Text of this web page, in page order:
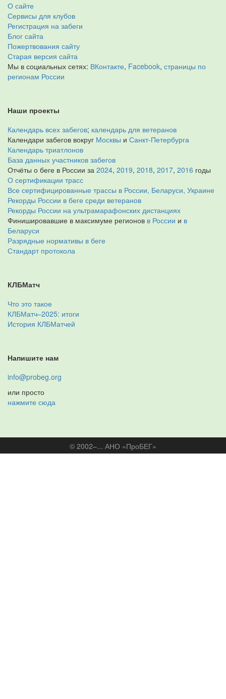
О сайте
Сервисы для клубов
Регистрация на забеги
Блог сайта
Пожертвования сайту
Старая версия сайта
Мы в социальных сетях: ВКонтакте, Facebook, страницы по
регионам России
Наши проекты
Календарь всех забегов; календарь для ветеранов
Календари забегов вокруг Москвы и Санкт-Петербурга
Календарь триатлонов
База данных участников забегов
Отчёты о беге в России за 2024, 2019, 2018, 2017, 2016 годы
О сертификации трасс
Все сертифицированные трассы в России, Беларуси, Украине
Рекорды России в беге среди ветеранов
Рекорды России на ультрамарафонских дистанциях
Финишировавшие в максимуме регионов в России и в
Беларуси
Разрядные нормативы в беге
Стандарт протокола
КЛБМатч
Что это такое
КЛБМатч–2025: итоги
История КЛБМатчей
Напишите нам
info@probeg.org
или просто
нажмите сюда
© 2002–... АНО «ПроБЕГ»